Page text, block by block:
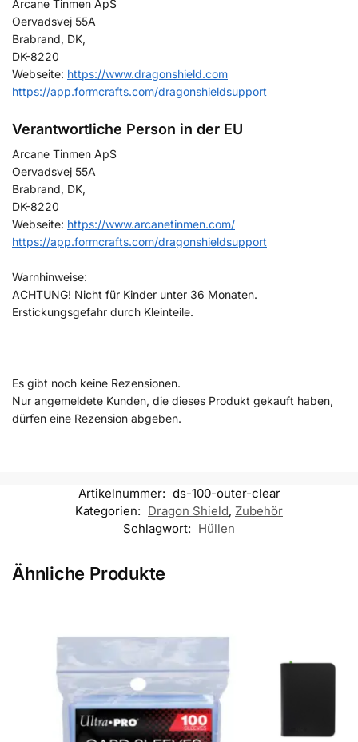
Arcane Tinmen ApS
Oervadsvej 55A
Brabrand, DK,
DK-8220
Webseite: https://www.dragonshield.com
https://app.formcrafts.com/dragonshieldsupport
Verantwortliche Person in der EU
Arcane Tinmen ApS
Oervadsvej 55A
Brabrand, DK,
DK-8220
Webseite: https://www.arcanetinmen.com/
https://app.formcrafts.com/dragonshieldsupport
Warnhinweise:
ACHTUNG! Nicht für Kinder unter 36 Monaten.
Erstickungsgefahr durch Kleinteile.
Es gibt noch keine Rezensionen.
Nur angemeldete Kunden, die dieses Produkt gekauft haben,
dürfen eine Rezension abgeben.
Artikelnummer: ds-100-outer-clear
Kategorien: Dragon Shield, Zubehör
Schlagwort: Hüllen
Ähnliche Produkte